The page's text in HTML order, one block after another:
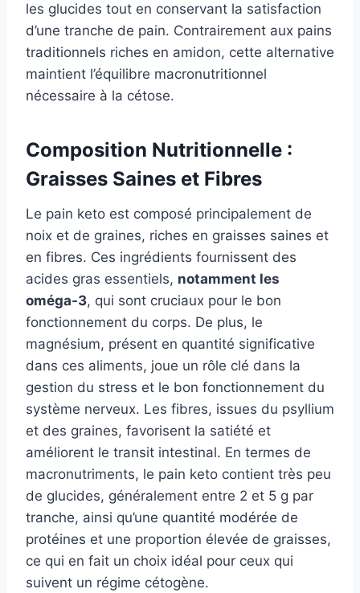
les glucides tout en conservant la satisfaction
d’une tranche de pain. Contrairement aux pains
traditionnels riches en amidon, cette alternative
maintient l’équilibre macronutritionnel
nécessaire à la cétose.
Composition Nutritionnelle :
Graisses Saines et Fibres
Le pain keto est composé principalement de
noix et de graines, riches en graisses saines et
en fibres. Ces ingrédients fournissent des
acides gras essentiels, notamment les
oméga-3, qui sont cruciaux pour le bon
fonctionnement du corps. De plus, le
magnésium, présent en quantité significative
dans ces aliments, joue un rôle clé dans la
gestion du stress et le bon fonctionnement du
système nerveux. Les fibres, issues du psyllium
et des graines, favorisent la satiété et
améliorent le transit intestinal. En termes de
macronutriments, le pain keto contient très peu
de glucides, généralement entre 2 et 5 g par
tranche, ainsi qu’une quantité modérée de
protéines et une proportion élevée de graisses,
ce qui en fait un choix idéal pour ceux qui
suivent un régime cétogène.